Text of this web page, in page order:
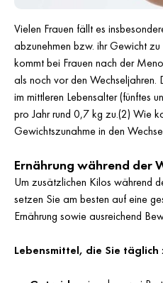
Vielen Frauen fällt es
abzunehmen bzw. ihr Gewicht
kommt bei Frauen nach der
als noch vor den Wechseljahren.
im mittleren Lebensalter (fünftes
pro Jahr rund 0,7 kg zu.(2) Wie
Gewichtszunahme in den
Ernährung während der
Um zusätzlichen Kilos während
setzen Sie am besten auf eine
Ernährung sowie ausreichend
Lebensmittel, die Sie täglich